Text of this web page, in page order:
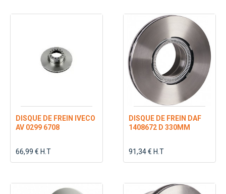
DISQUE DE FREIN IVECO
AV 0299 6708
66,99 € H.T
DISQUE DE FREIN DAF
1408672 D 330MM
91,34 € H.T